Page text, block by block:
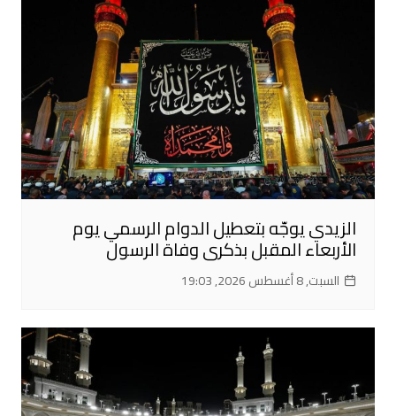
الزيدي يوجّه بتعطيل الدوام الرسمي يوم
الأربعاء المقبل بذكرى وفاة الرسول
السبت, 8 أغسطس 2026, 19:03